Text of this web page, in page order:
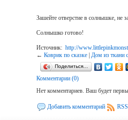
Зашейте отверстие в солнышке, не
Солнышко готово!
Источник: http://
← Коврик по сказке| Дом из ткани
Поделиться…
Комментарии (0)
Нет комментариев. Ваш будет
Добавить комментарий